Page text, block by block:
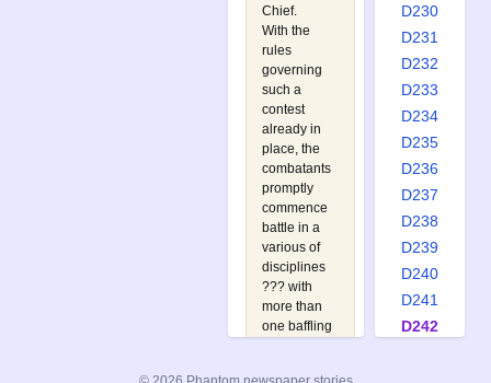
Chief.
With the
rules
governing
such a
contest
already in
place, the
combatants
promptly
commence
battle in a
various of
disciplines
??? with
more than
one baffling
D230
D231
D232
D233
D234
D235
D236
D237
D238
D239
D240
D241
D242